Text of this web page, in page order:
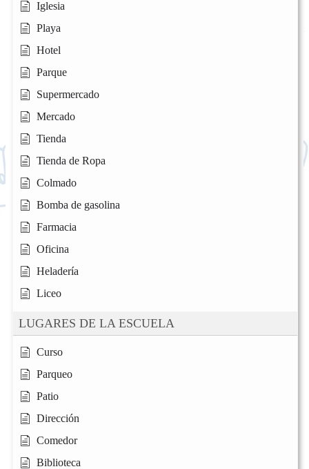
Iglesia
Playa
Hotel
Parque
Supermercado
Mercado
Tienda
Tienda de Ropa
Colmado
Bomba de gasolina
Farmacia
Oficina
Heladería
Liceo
LUGARES DE LA ESCUELA
Curso
Parqueo
Patio
Dirección
Comedor
Biblioteca